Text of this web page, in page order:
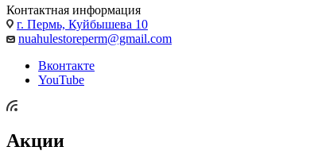
Контактная информация
г. Пермь, Куйбышева 10
nuahulestoreperm@gmail.com
Вконтакте
YouTube
Акции